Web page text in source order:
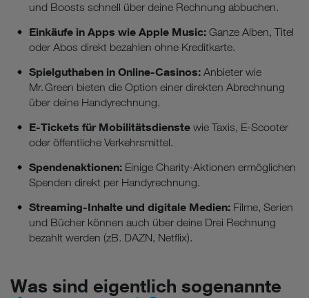
und Boosts schnell über deine Rechnung abbuchen.
Einkäufe in Apps wie Apple Music: Ganze Alben, Titel
oder Abos direkt bezahlen ohne Kreditkarte.
Spielguthaben in Online-Casinos: Anbieter wie
Mr. Green bieten die Option einer direkten Abrechnung
über deine Handyrechnung.
E-Tickets für Mobilitätsdienste wie Taxis, E-Scooter
oder öffentliche Verkehrsmittel.
Spendenaktionen: Einige Charity-Aktionen ermöglichen
Spenden direkt per Handyrechnung.
Streaming-Inhalte und digitale Medien: Filme, Serien
und Bücher können auch über deine Drei Rechnung
bezahlt werden (zB. DAZN, Netflix).
Was sind eigentlich sogenannte